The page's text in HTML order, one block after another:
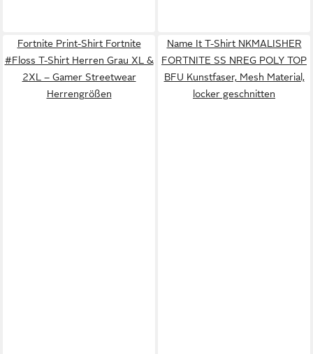
Fortnite Print-Shirt Fortnite
#Floss T-Shirt Herren Grau XL &
2XL – Gamer Streetwear
Herrengrößen
Name It T-Shirt NKMALISHER
FORTNITE SS NREG POLY TOP
BFU Kunstfaser, Mesh Material,
locker geschnitten